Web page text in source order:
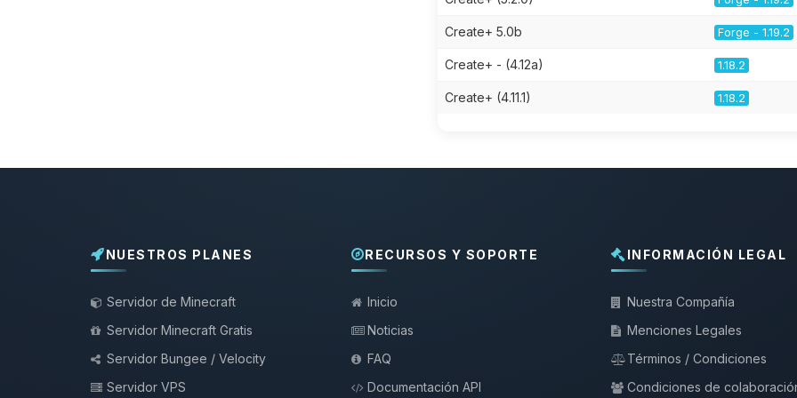
Create+ 5.0b Forge - 1.19.2
Create+ - (4.12a) 1.18.2
Create+ (4.11.1) 1.18.2
NUESTROS PLANES
Servidor de Minecraft
Servidor Minecraft Gratis
Servidor Bungee / Velocity
Servidor VPS
RECURSOS Y SOPORTE
Inicio
Noticias
FAQ
Documentación API
INFORMACIÓN LEGAL
Nuestra Compañía
Menciones Legales
Términos / Condiciones
Condiciones de